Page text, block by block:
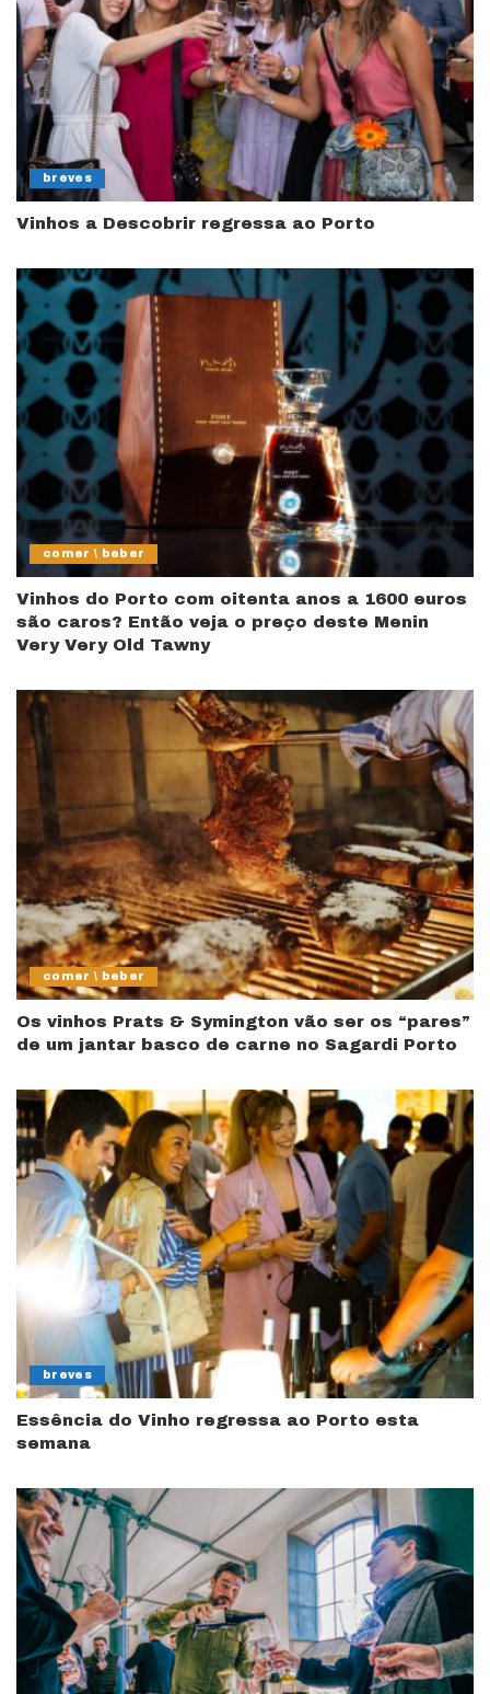
breves
Vinhos a Descobrir regressa ao Porto
comer \ beber
Vinhos do Porto com oitenta anos a 1600 euros
são caros? Então veja o preço deste Menin
Very Very Old Tawny
comer \ beber
Os vinhos Prats & Symington vão ser os “pares”
de um jantar basco de carne no Sagardi Porto
breves
Essência do Vinho regressa ao Porto esta
semana